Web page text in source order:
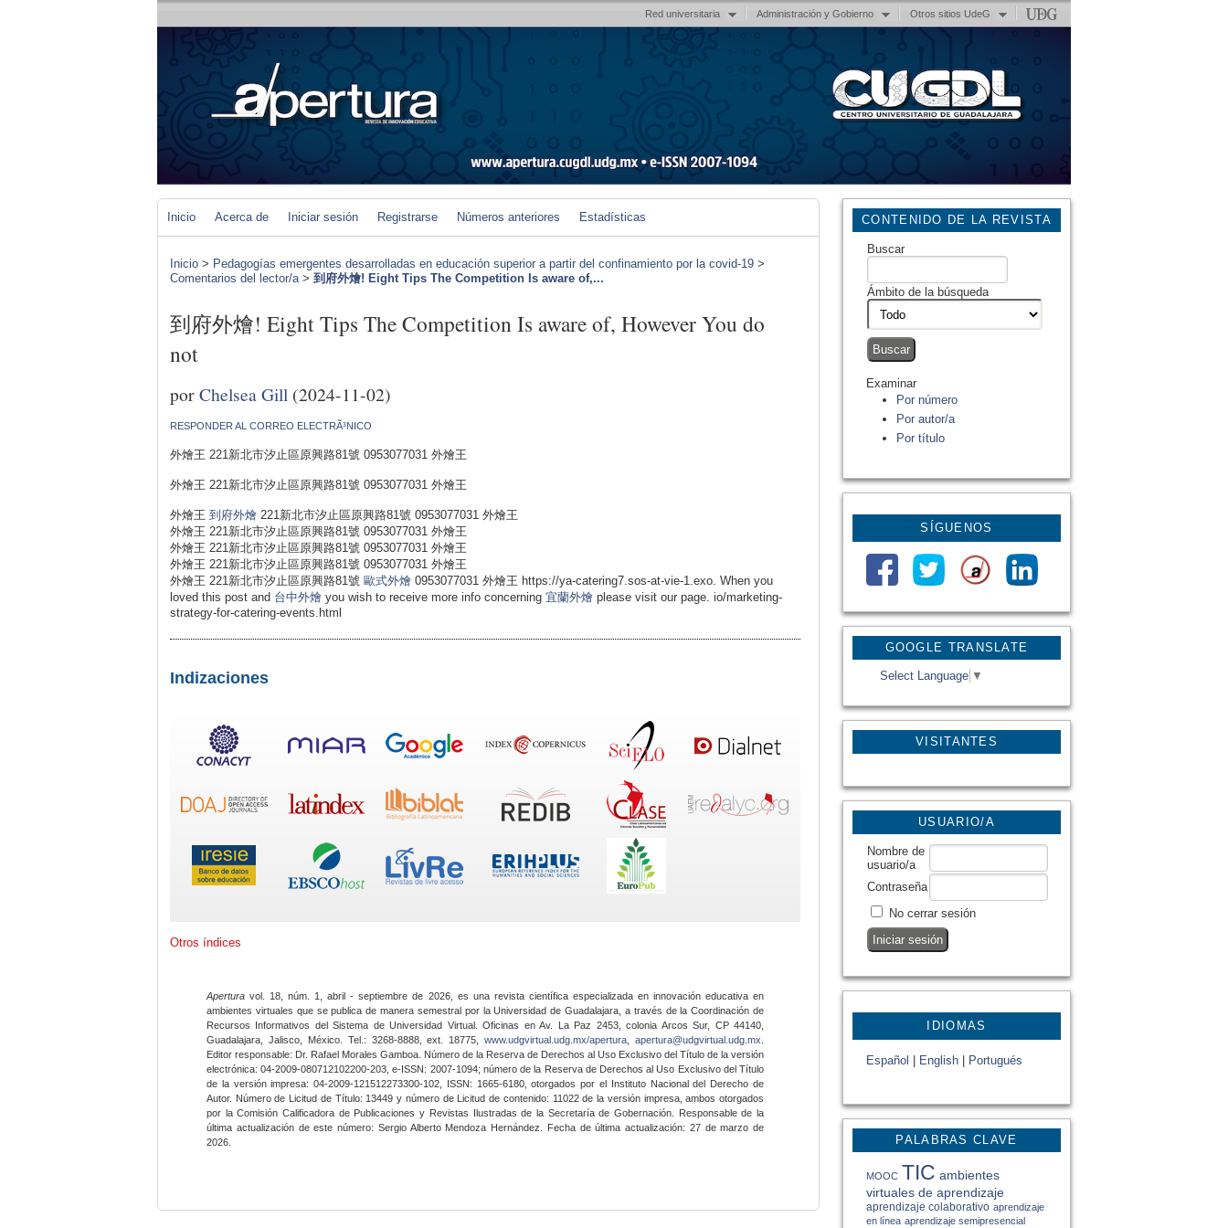
Red universitaria Administración y Gobierno Otros sitios UdeG
GOOGLE TRANSLATE
Select Language ▼
VISITANTES
CONTENIDO DE LA REVISTA
Buscar
Ámbito de la búsqueda
Examinar
Por número
Por autor/a
Por título
SÍGUENOS
USUARIO/A
Nombre de
usuario/a
Contraseña
No cerrar sesión
IDIOMAS
Español English Portugués
PALABRAS CLAVE
MOOC TIC ambientes
virtuales de aprendizaje
aprendizaje colaborativo aprendizaje
en línea aprendizaje semipresencial
Inicio Acerca de Iniciar sesión Registrarse Números anteriores Estadísticas
Inicio > Pedagogías emergentes desarrolladas en educación superior a partir del confinamiento por la covid-19 >
Comentarios del lector/a> 到府外燴! Eight Tips The Competition Is aware of,...
到府外燴! Eight Tips The Competition Is aware of, However You do
not
porChelsea Gill (2024-11-02)
RESPONDER AL CORREO ELECTRÃ³NICO
外燴王 221新北市汐止區原興路81號 0953077031 外燴王
外燴王 221新北市汐止區原興路81號 0953077031 外燴王
外燴王 到府外燴 221新北市汐止區原興路81號 0953077031 外燴王
外燴王 221新北市汐止區原興路81號 0953077031 外燴王
外燴王 221新北市汐止區原興路81號 0953077031 外燴王
外燴王 221新北市汐止區原興路81號 0953077031 外燴王
外燴王 221新北市汐止區原興路81號 歐式外燴 0953077031 外燴王 https://ya-catering7.sos-at-vie-1.exo. When you
loved this post and 台中外燴 you wish to receive more info concerning 宜蘭外燴 please visit our page. io/marketing-
strategy-for-catering-events.html
Indizaciones
Otros índices
Apertura vol. 18, núm. 1, abril - septiembre de 2026, es una revista científica especializada en innovación educativa en
ambientes virtuales que se publica de manera semestral por la Universidad de Guadalajara, a través de la Coordinación de
Recursos Informativos del Sistema de Universidad Virtual. Oficinas en Av. La Paz 2453, colonia Arcos Sur, CP 44140,
Guadalajara, Jalisco, México. Tel.: 3268-8888, ext. 18775,www.udgvirtual.udg.mx/apertura apertura@udgvirtual.udg.mx
Editor responsable: Dr. Rafael Morales Gamboa. Número de la Reserva de Derechos al Uso Exclusivo del Título de la versión
electrónica: 04-2009-080712102200-203, e-ISSN: 2007-1094; número de la Reserva de Derechos al Uso Exclusivo del Título
de la versión impresa: 04-2009-121512273300-102, ISSN: 1665-6180, otorgados por el Instituto Nacional del Derecho de
Autor. Número de Licitud de Título: 13449 y número de Licitud de contenido: 11022 de la versión impresa, ambos otorgados
por la Comisión Calificadora de Publicaciones y Revistas Ilustradas de la Secretaría de Gobernación. Responsable de la
última actualización de este número: Sergio Alberto Mendoza Hernández. Fecha de última actualización: 27 de marzo de
2026.